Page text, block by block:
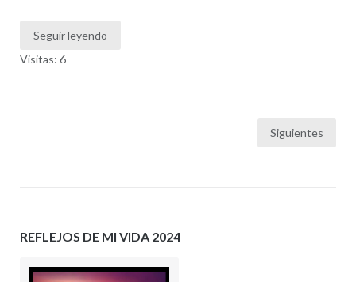
Seguir leyendo
Visitas: 6
Siguientes
REFLEJOS DE MI VIDA 2024